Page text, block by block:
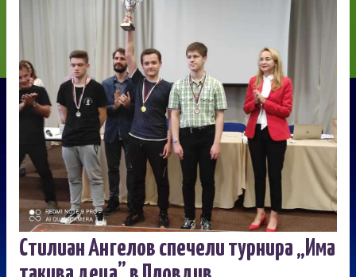
Стилиан Ангелов спечели турнира „Има